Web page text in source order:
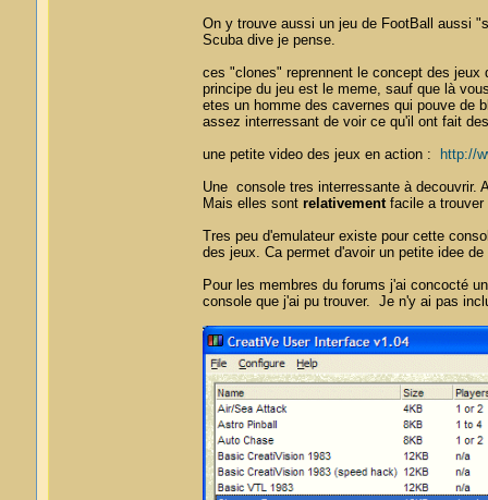
On y trouve aussi un jeu de FootBall aussi
Scuba dive je pense.
ces "clones" reprennent le concept des
principe du jeu est le meme, sauf que là
etes un homme des cavernes qui pouve de
assez interressant de voir ce qu'il ont fait
une petite video des jeux en action :
http://
Une console tres interressante à decouvrir.
Mais elles sont relativementfacile a trouver
Tres peu d'emulateur existe pour cette
des jeux. Ca permet d'avoir un petite idee de
Pour les membres du forums j'ai concocté
console que j'ai pu trouver. Je n'y ai pas